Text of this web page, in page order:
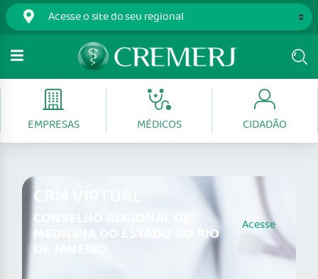
EMPRESAS MÉDICOS CIDADÃO
CRM VIRTUAL
CONSELHO REGIONAL DE
MEDICINA DO ESTADO DO RIO Acesse